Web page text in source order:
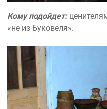
Кому подойдет:
«не из Буковеля».